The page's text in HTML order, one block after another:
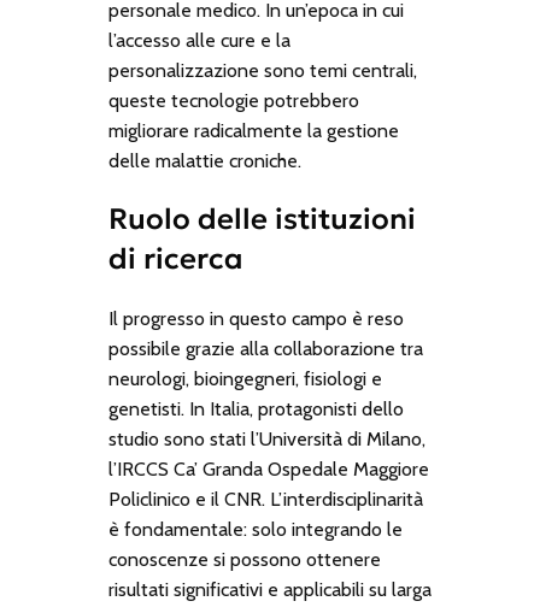
personale medico. In un’epoca in cui
l’accesso alle cure e la
personalizzazione sono temi centrali,
queste tecnologie potrebbero
migliorare radicalmente la gestione
delle malattie croniche.
Ruolo delle istituzioni
di ricerca
Il progresso in questo campo è reso
possibile grazie alla collaborazione tra
neurologi, bioingegneri, fisiologi e
genetisti. In Italia, protagonisti dello
studio sono stati l’Università di Milano,
l’IRCCS Ca’ Granda Ospedale Maggiore
Policlinico e il CNR. L’interdisciplinarità
è fondamentale: solo integrando le
conoscenze si possono ottenere
risultati significativi e applicabili su larga